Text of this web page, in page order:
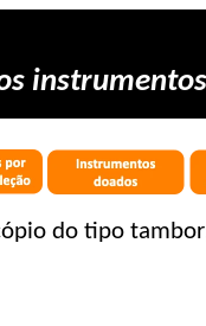
do tipo